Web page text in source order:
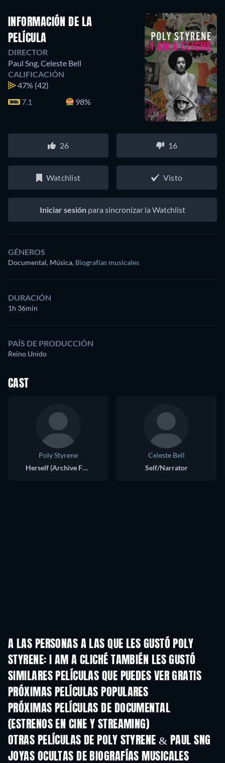
INFORMACIÓN DE LA
PELÍCULA
DIRECTOR
Paul Sng Celeste Bell
CALIFICACIÓN
47% (42)
7.1
98%
26 16
Watchlist Visto
Iniciar sesión para sincronizar la Watchlist
GÉNEROS
Documental, Música, Biografías musicales
DURACIÓN
1h 36min
PAÍS DE PRODUCCIÓN
Reino Unido
CAST
Poly Styrene
Herself (Archive Footage)
Celeste Bell
Self/Narrator
A LAS PERSONAS A LAS QUE LES GUSTÓ POLY
STYRENE: I AM A CLICHÉ TAMBIÉN LES GUSTÓ
SIMILARES PELÍCULAS QUE PUEDES VER GRATIS
PRÓXIMAS PELÍCULAS POPULARES
PRÓXIMAS PELÍCULAS DE DOCUMENTAL
(ESTRENOS EN CINE Y STREAMING)
OTRAS PELÍCULAS DE POLY STYRENE & PAUL SNG
JOYAS OCULTAS DE BIOGRAFÍAS MUSICALES